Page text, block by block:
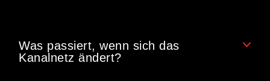
Was passiert, wenn sich das
Kanalnetz ändert?